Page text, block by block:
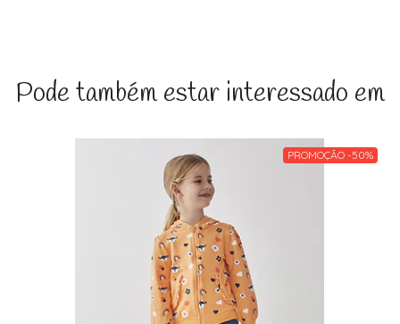
Pode também estar interessado em
PROMOÇÃO -50%